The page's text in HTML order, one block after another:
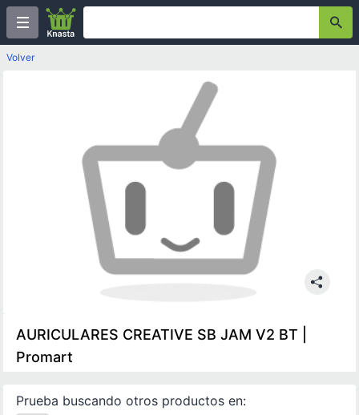
Volver
AURICULARES CREATIVE SB JAM V2 BT |
Promart
Prueba buscando otros productos en: